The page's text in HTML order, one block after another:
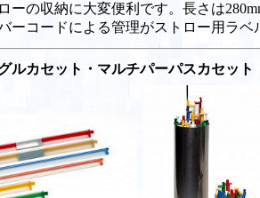
ーの収納に大変便利です。長さは
ーコードによる管理がストロー用ラ
ルカセット・マルチパーパスカセット